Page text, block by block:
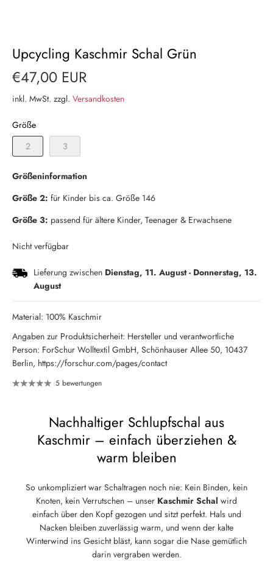
Upcycling Kaschmir Schal Grün
€47,00 EUR
inkl. MwSt. zzgl. Versandkosten
Größe
2
3
Größeninformation
Größe 2: für Kinder bis ca. Größe 146
Größe 3: passend für ältere Kinder, Teenager & Erwachsene
Nicht verfügbar
Lieferung zwischen Dienstag, 11. August- Donnerstag, 13.
August
Material: 100% Kaschmir
Angaben zur Produktsicherheit: Hersteller und verantwortliche
Person: ForSchur Wolltextil GmbH, Schönhauser Allee 50, 10437
Berlin, https://forschur.com/pages/contact
5 bewertungen
Nachhaltiger Schlupfschal aus
Kaschmir – einfach überziehen &
warm bleiben
So unkompliziert war Schaltragen noch nie: Kein Binden, kein
Knoten, kein Verrutschen – unser Kaschmir Schal wird
einfach über den Kopf gezogen und sitzt perfekt. Hals und
Nacken bleiben zuverlässig warm, und wenn der kalte
Winterwind ins Gesicht bläst, kann sogar die Nase gemütlich
darin vergraben werden.